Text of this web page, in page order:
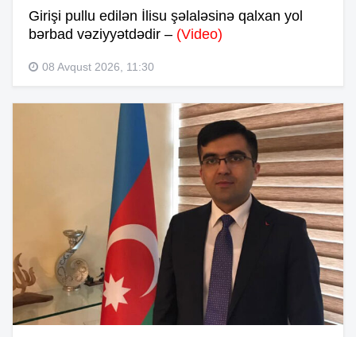
Girişi pullu edilən İlisu şəlaləsinə qalxan yol
bərbad vəziyyətdədir – (Video)
08 Avqust 2026, 11:30